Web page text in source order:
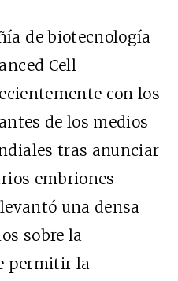
de biotecnología
Cell
con los
de los medios
tras anunciar
embriones
una densa
sobre la
permitir la